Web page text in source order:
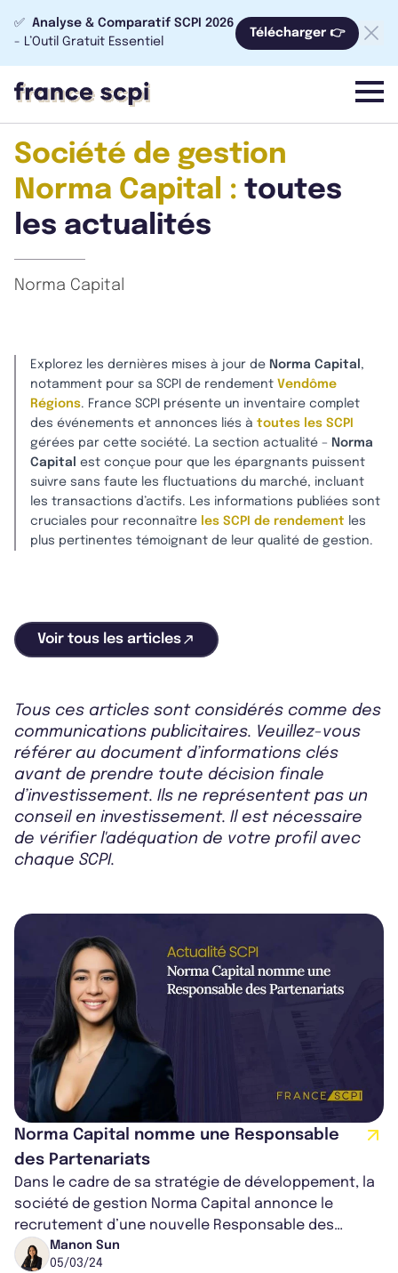
✅ Analyse & Comparatif SCPI 2026
- L’Outil Gratuit Essentiel
Télécharger 👉
menu
Société de gestion
Norma Capital : toutes
les actualités
Norma Capital
Explorez les dernières mises à jour de Norma Capital ,
notamment pour sa SCPI de rendement Vendôme
Régions. France SCPI présente un inventaire complet
des événements et annonces liés à toutes les SCPI
gérées par cette société. La section actualité – Norma
Capital
est conçue pour que les épargnants puissent
suivre sans faute les fluctuations du marché, incluant
les transactions d’actifs. Les informations publiées sont
cruciales pour reconnaître les SCPI de rendement les
plus pertinentes témoignant de leur qualité de gestion.
Voir tous les articles
Tous ces articles sont considérés comme des
communications publicitaires. Veuillez-vous
référer au document d’informations clés
avant de prendre toute décision finale
d’investissement. Ils ne représentent pas un
conseil en investissement. Il est nécessaire
de vérifier l'adéquation de votre profil avec
chaque SCPI.
Norma Capital nomme une Responsable
des Partenariats
Dans le cadre de sa stratégie de développement, la
société de gestion Norma Capital annonce le
recrutement d’une nouvelle Responsable des
Partenariats.
Manon Sun
05/03/24